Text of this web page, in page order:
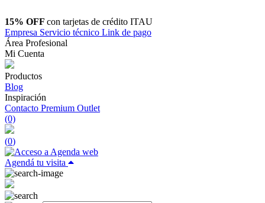
15% OFF con tarjetas de crédito ITAU
Empresa Servicio técnico Link de pago
Área Profesional
Mi Cuenta
Productos
Blog
Inspiración
Contacto Premium Outlet
(0)
(0)
Agendá tu visita